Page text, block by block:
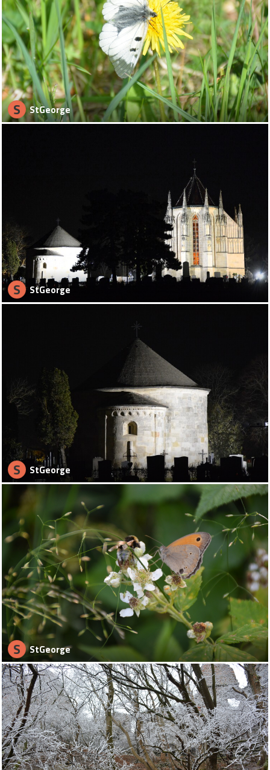
S StGeorge
S StGeorge
S StGeorge
S StGeorge